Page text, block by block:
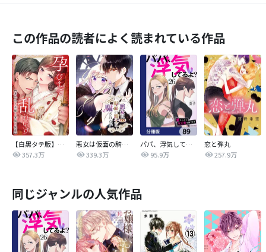
この作品の読者によく読まれている作品
【白黒タテ版】孕むまで乱れいけ～身代わり花嫁と軍服の猛愛
357.3万
悪女は仮面の騎士に騙されない
339.3万
パパ、浮気してるよ？娘と二人でクズ夫を捨てます【分冊版】
95.9万
恋と弾丸
257.9万
同じジャンルの人気作品